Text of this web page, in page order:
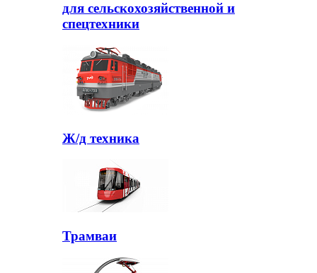
для сельскохозяйственной и
спецтехники
Ж/д техника
Трамваи